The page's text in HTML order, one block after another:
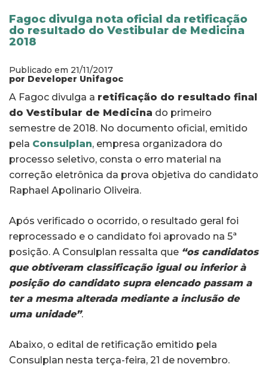
Fagoc divulga nota oficial da retificação
do resultado do Vestibular de Medicina
2018
Publicado em 21/11/2017
por Developer Unifagoc
A Fagoc divulga a retificação do resultado final
do Vestibular de Medicina do primeiro
semestre de 2018. No documento oficial, emitido
pela Consulplan, empresa organizadora do
processo seletivo, consta o erro material na
correção eletrônica da prova objetiva do candidato
Raphael Apolinario Oliveira.
Após verificado o ocorrido, o resultado geral foi
reprocessado e o candidato foi aprovado na 5ª
posição. A Consulplan ressalta que “os candidatos
que obtiveram classificação igual ou inferior à
posição do candidato supra elencado passam a
ter a mesma alterada mediante a inclusão de
uma unidade”.
Abaixo, o edital de retificação emitido pela
Consulplan nesta terça-feira, 21 de novembro.